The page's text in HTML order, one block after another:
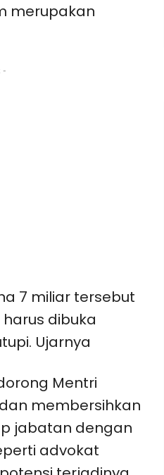
merupakan
-
7 miliar tersebut
dibuka
Ujarnya
Mentri
membersihkan
jabatan dengan
advokat